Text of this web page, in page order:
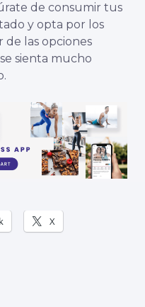
de consumir tus
y opta por los
de las opciones
sienta mucho
X